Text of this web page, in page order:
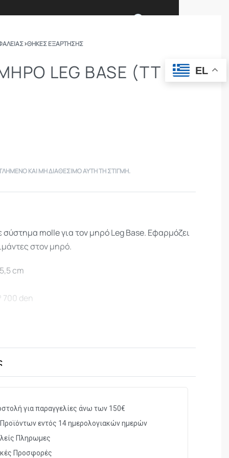
›ΘΉΚΕΣ ΕΞΆΡΤΗΣΗΣ
LEG BASE (TT
ΚΑΙ ΜΉ ΔΙΑΘΈΣΙΜΟ ΑΥΤΉ ΤΗ ΣΤΙΓΜΉ.
molle για τον μηρό Leg Base. Εφαρμόζει
στον μηρό.
cm
700 den
για παραγγελίες άνω των 150€
εντός 14 ημερολογιακών ημερών
Πληρωμες
Προσφορές
EL